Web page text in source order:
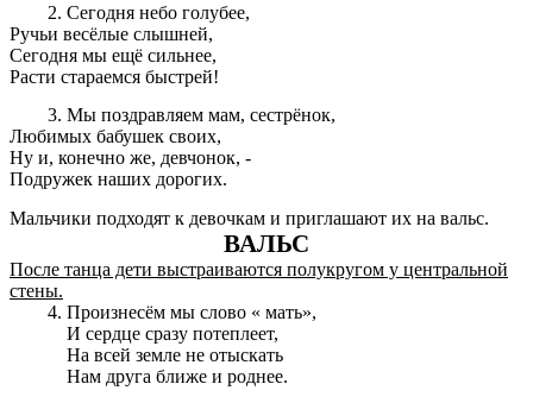
Сегодня небо голубее,
Ручьи весёлые слышней,
Сегодня мы ещё сильнее,
Расти стараемся быстрей!
Мы поздравляем мам, сестрёнок,
Любимых бабушек своих,
Ну и, конечно же, девчонок, -
Подружек наших дорогих.
Мальчики подходят к девочкам и приглашают их на вальс.
ВАЛЬС
После танца дети выстраиваются полукругом у центральной
стены.
Произнесём мы слово « мать»,
И сердце сразу потеплеет,
На всей земле не отыскать
Нам друга ближе и роднее.